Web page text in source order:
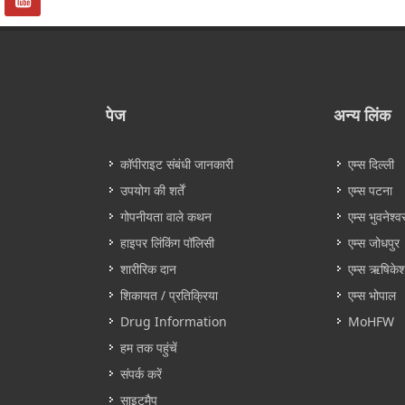
पेज
कॉपीराइट संबंधी जानकारी
उपयोग की शर्तें
गोपनीयता वाले कथन
हाइपर लिंकिंग पॉलिसी
शारीरिक दान
शिकायत / प्रतिक्रिया
Drug Information
हम तक पहुंचें
संपर्क करें
साइटमैप
अन्य लिंक
एम्स दिल्ली
एम्स पटना
एम्स
एम्स जोधपुर
एम्स
एम्स भोपाल
MoHFW